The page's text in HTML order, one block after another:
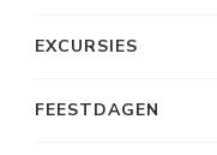
EXCURSIES
FEESTDAGEN